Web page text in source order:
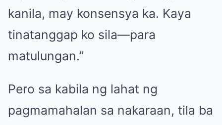
kanila, may konsensya ka. Kaya
tinatanggap ko sila—para
matulungan.”
Pero sa kabila ng lahat ng
pagmamahalan sa nakaraan, tila ba